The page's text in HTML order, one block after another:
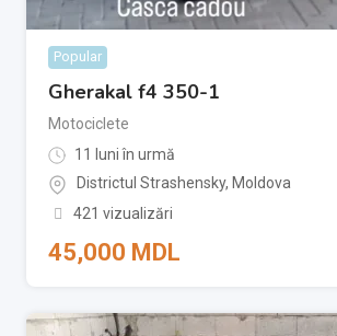
Popular
Gherakal f4 350-1
Motociclete
11 luni în urmă
Districtul Strashensky, Moldova
421 vizualizări
45,000 MDL